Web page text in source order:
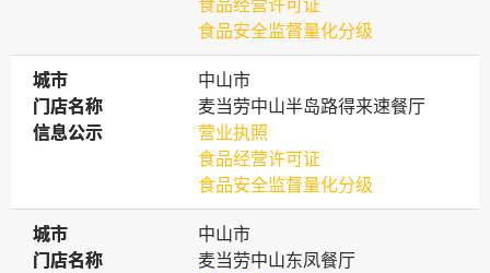
食品经营许可证
食品安全监督量化分级
城市
城市
中山市
门店名称
门店名称
麦当劳中山半岛路得来速餐厅
信息公示
信息公示
营业执照
食品经营许可证
食品安全监督量化分级
城市
城市
中山市
门店名称
门店名称
麦当劳中山东凤餐厅